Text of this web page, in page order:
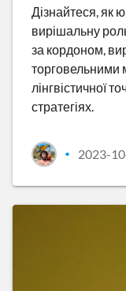
Дізнайтеся, як
вирішальну
за кордоном,
торговельними
лінгвістичної
стратегіях.
• 2023-